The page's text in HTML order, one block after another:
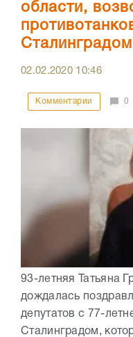
области,
Сталинградом
02.02.2020 10:46
Комментарии 0
93-летняя Татьяна
дождалась
депутатов с 77-
Сталинградом,